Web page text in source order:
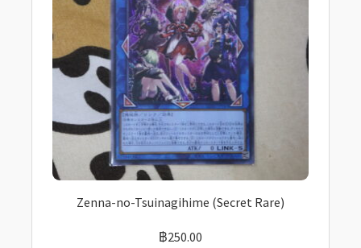
Zenna-no-Tsuinagihime (Secret Rare)
฿250.00